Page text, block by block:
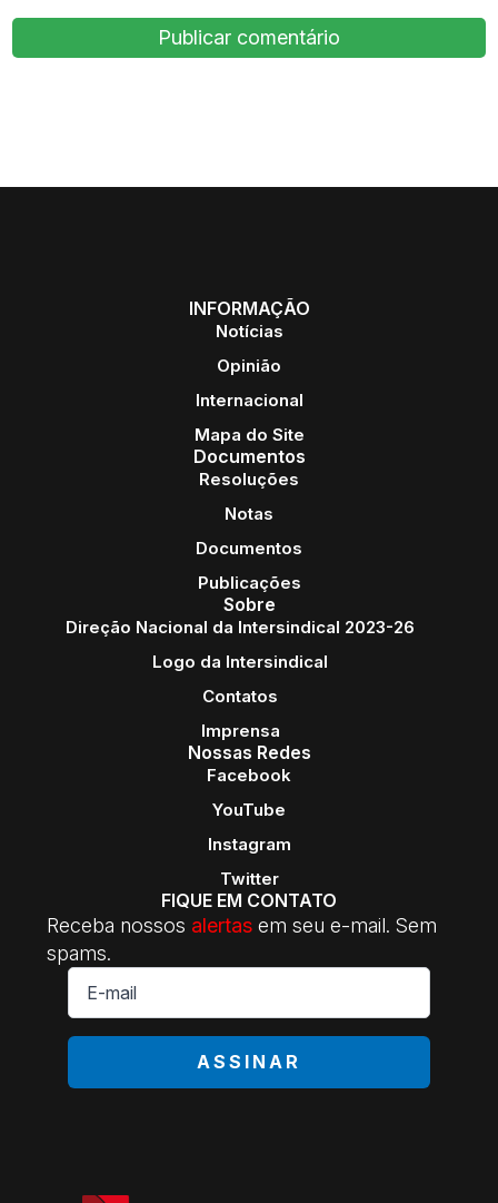
INFORMAÇÃO
Notícias
Opinião
Internacional
Mapa do Site
Documentos
Resoluções
Notas
Documentos
Publicações
Sobre
Direção Nacional da Intersindical 2023-26
Logo da Intersindical
Contatos
Imprensa
Nossas Redes
Facebook
YouTube
Instagram
Twitter
FIQUE EM CONTATO
Receba nossos alertas em seu e-mail. Sem
spams.
E-
mail
ASSINAR